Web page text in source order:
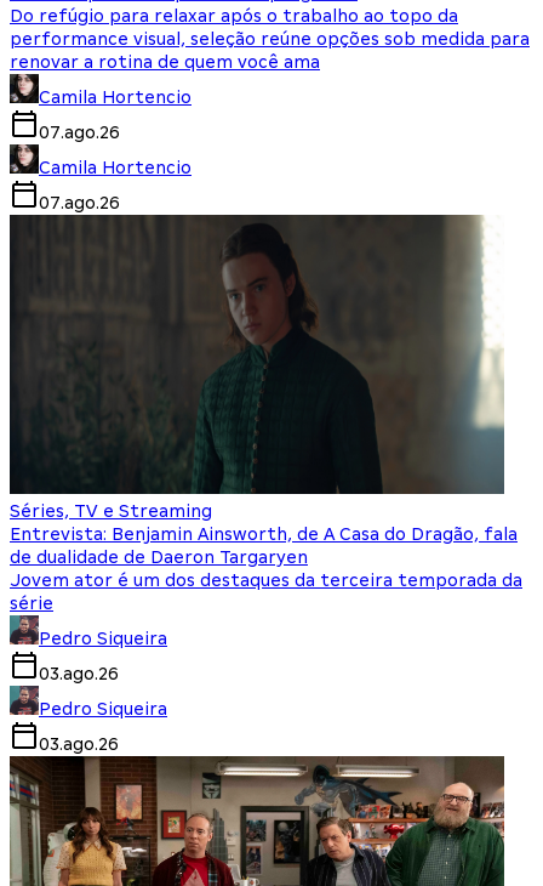
Do refúgio para relaxar após o trabalho ao topo da
performance visual, seleção reúne opções sob medida para
renovar a rotina de quem você ama
Camila Hortencio
07.ago.26
Camila Hortencio
07.ago.26
Séries, TV e Streaming
Entrevista: Benjamin Ainsworth, de A Casa do Dragão, fala
de dualidade de Daeron Targaryen
Jovem ator é um dos destaques da terceira temporada da
série
Pedro Siqueira
03.ago.26
Pedro Siqueira
03.ago.26